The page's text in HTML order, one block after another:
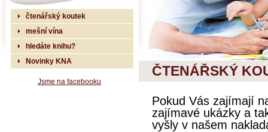
ČTENÁŘSKÝ
Pokud Vás zajímají
zajímavé ukázky a
vyšly v našem
čtenářský koutek
mešní vína
hledáte knihu?
Novinky KNA
Jsme na facebooku